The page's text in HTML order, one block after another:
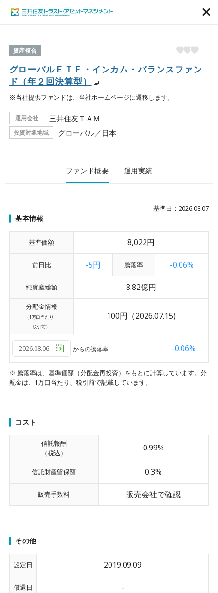
資産複合
グローバルＥＴＦ・インカム・バランスファン
ド（年２回決算型）
※当社提供ファンドは、当社ホームページに遷移します。
運用会社 三井住友ＴＡＭ
投資対象地域 グローバル／日本
ファンド概要 運用実績
基準日：2026.08.07
基本情報
基準価額 8,022円
前日比 -5円 騰落率 -0.06%
純資産総額 8.82億円
分配金情報
（1万口当たり、
税引前）
100円 （2026.07.15)
からの騰落率 -0.06%
※ 騰落率は、基準価額（分配金再投資）をもとに計算しています。分
配金は、1万口当たり、税引前で記載しています。
コスト
信託報酬
（税込）
0.99%
信託財産留保額 0.3%
販売手数料 販売会社で確認
その他
設定日 2019.09.09
償還日 -